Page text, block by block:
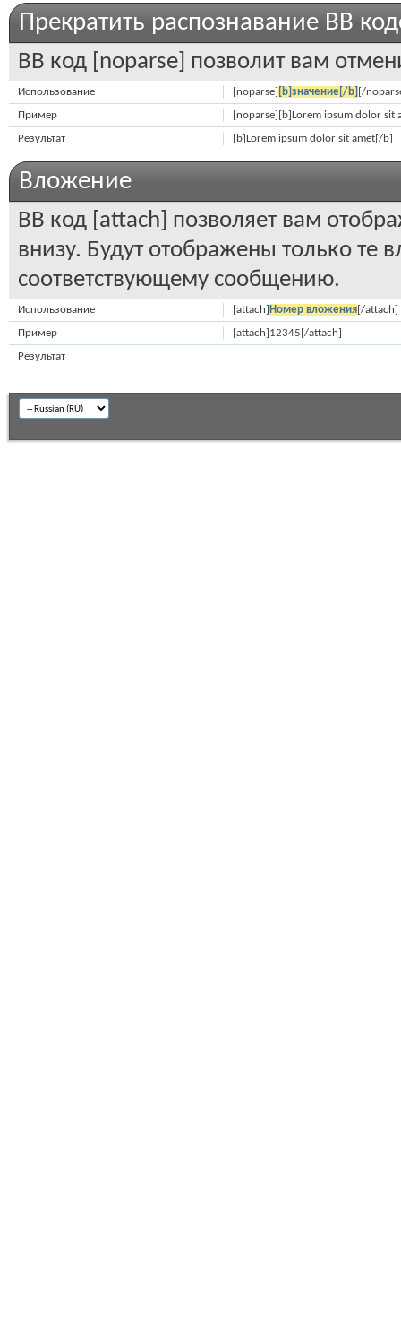
Прекратить распознавание BB
BB код [noparse] позволит вам
[noparse] [b]значение[/b] [/
Использование
[noparse][b]Lorem ipsum dolor sit
Пример
[b]Lorem ipsum dolor sit amet[/b]
Результат
Вложение
BB код [attach] позволяет вам
внизу. Будут отображены только те
соответствующему сообщению.
[attach] Номер вложения[/attach]
Использование
[attach]12345[/attach]
Пример
Результат